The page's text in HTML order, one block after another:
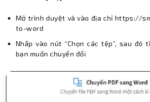
Mở trình duyệt và vào địa chỉ https://
to-word
Nhấp vào nút “Chọn các tệp”, sau đó
bạn muốn chuyển đổi